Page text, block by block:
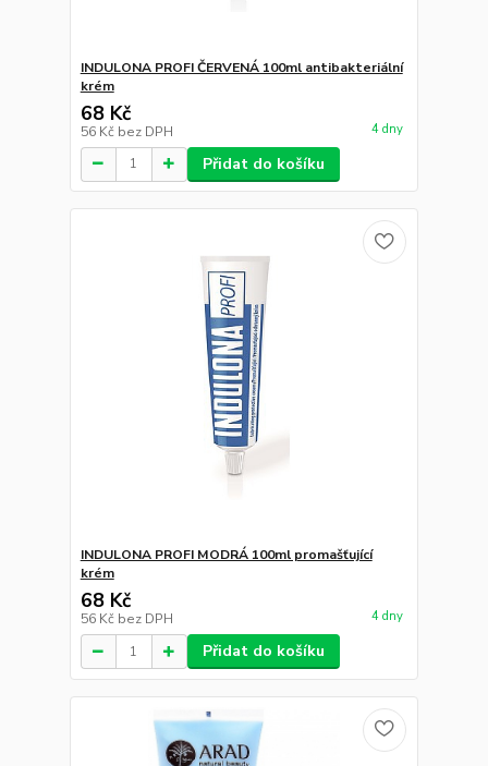
INDULONA PROFI ČERVENÁ 100ml antibakteriální
krém
68 Kč
56 Kč bez DPH 4 dny
Přidat do košíku
INDULONA PROFI MODRÁ 100ml promašťující
krém
68 Kč
56 Kč bez DPH 4 dny
Přidat do košíku